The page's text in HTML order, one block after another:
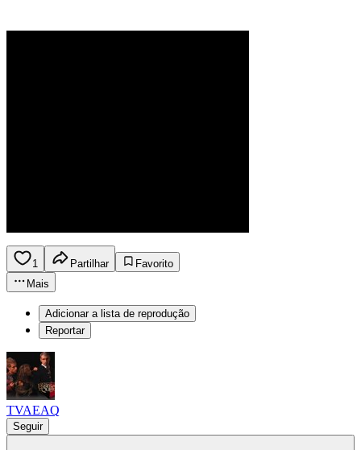
1 Partilhar
Favorito
Mais
Adicionar a lista de reprodução
Reportar
TVAEAQ
Seguir